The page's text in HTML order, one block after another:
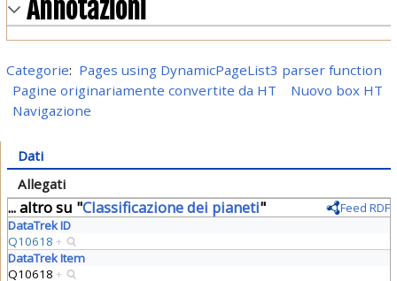
Annotazioni
Categorie: Pages using DynamicPageList3 parser function
Pagine originariamente convertite da HT
Nuovo box HT
Navigazione
Dati
Allegati
... altro su "Classificazione dei pianeti"
Feed RDF
DataTrek ID
Q10618 +
DataTrek Item
Q10618 +